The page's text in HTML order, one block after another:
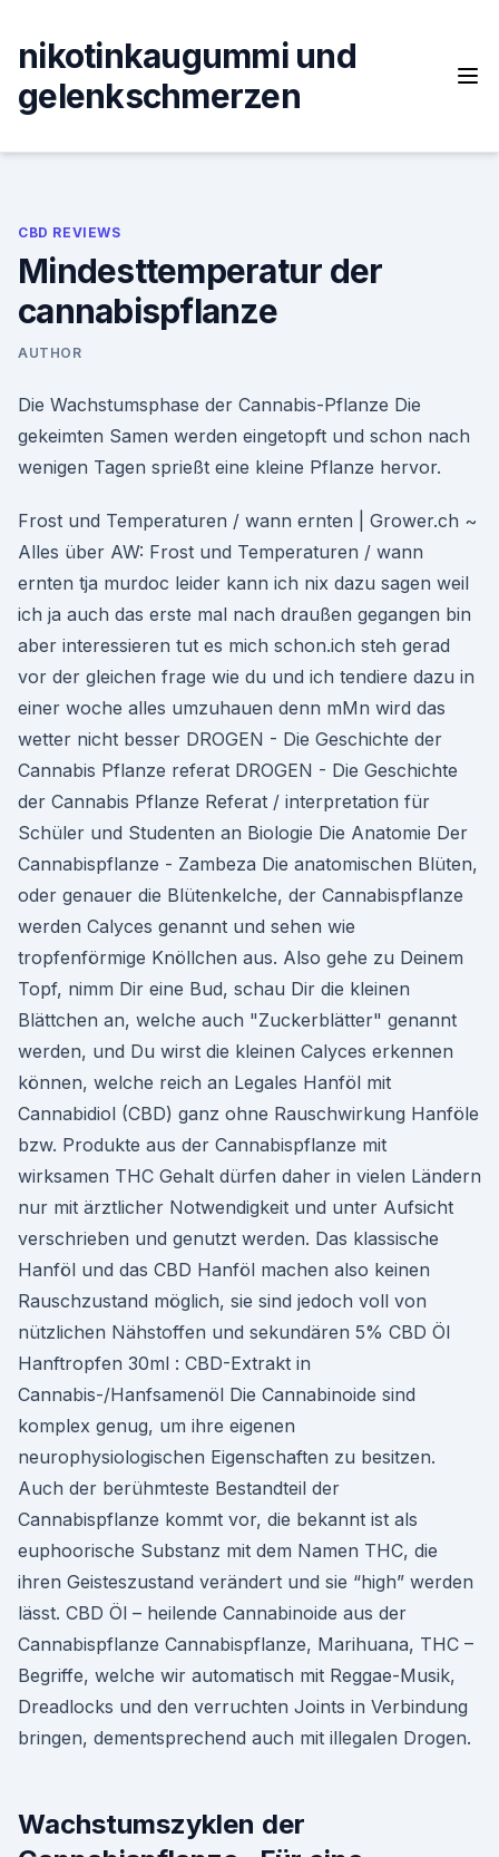
content
nikotinkaugummi und
gelenkschmerzen
CBD REVIEWS
Mindesttemperatur der
cannabispflanze
AUTHOR
Die Wachstumsphase der Cannabis-Pflanze Die
gekeimten Samen werden eingetopft und schon nach
wenigen Tagen sprießt eine kleine Pflanze hervor.
Frost und Temperaturen / wann ernten | Grower.ch ~
Alles über AW: Frost und Temperaturen / wann
ernten tja murdoc leider kann ich nix dazu sagen weil
ich ja auch das erste mal nach draußen gegangen bin
aber interessieren tut es mich schon.ich steh gerad
vor der gleichen frage wie du und ich tendiere dazu in
einer woche alles umzuhauen denn mMn wird das
wetter nicht besser DROGEN - Die Geschichte der
Cannabis Pflanze referat DROGEN - Die Geschichte
der Cannabis Pflanze Referat / interpretation für
Schüler und Studenten an Biologie Die Anatomie Der
Cannabispflanze - Zambeza Die anatomischen Blüten,
oder genauer die Blütenkelche, der Cannabispflanze
werden Calyces genannt und sehen wie
tropfenförmige Knöllchen aus. Also gehe zu Deinem
Topf, nimm Dir eine Bud, schau Dir die kleinen
Blättchen an, welche auch "Zuckerblätter" genannt
werden, und Du wirst die kleinen Calyces erkennen
können, welche reich an Legales Hanföl mit
Cannabidiol (CBD) ganz ohne Rauschwirkung Hanföle
bzw. Produkte aus der Cannabispflanze mit
wirksamen THC Gehalt dürfen daher in vielen Ländern
nur mit ärztlicher Notwendigkeit und unter Aufsicht
verschrieben und genutzt werden. Das klassische
Hanföl und das CBD Hanföl machen also keinen
Rauschzustand möglich, sie sind jedoch voll von
nützlichen Nähstoffen und sekundären 5% CBD Öl
Hanftropfen 30ml : CBD-Extrakt in
Cannabis-/Hanfsamenöl Die Cannabinoide sind
komplex genug, um ihre eigenen
neurophysiologischen Eigenschaften zu besitzen.
Auch der berühmteste Bestandteil der
Cannabispflanze kommt vor, die bekannt ist als
euphoorische Substanz mit dem Namen THC, die
ihren Geisteszustand verändert und sie “high” werden
lässt. CBD Öl – heilende Cannabinoide aus der
Cannabispflanze Cannabispflanze, Marihuana, THC –
Begriffe, welche wir automatisch mit Reggae-Musik,
Dreadlocks und den verruchten Joints in Verbindung
bringen, dementsprechend auch mit illegalen Drogen.
Wachstumszyklen der